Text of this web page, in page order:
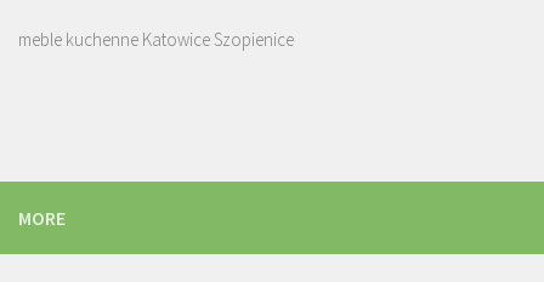
meble kuchenne Katowice Szopienice
MORE